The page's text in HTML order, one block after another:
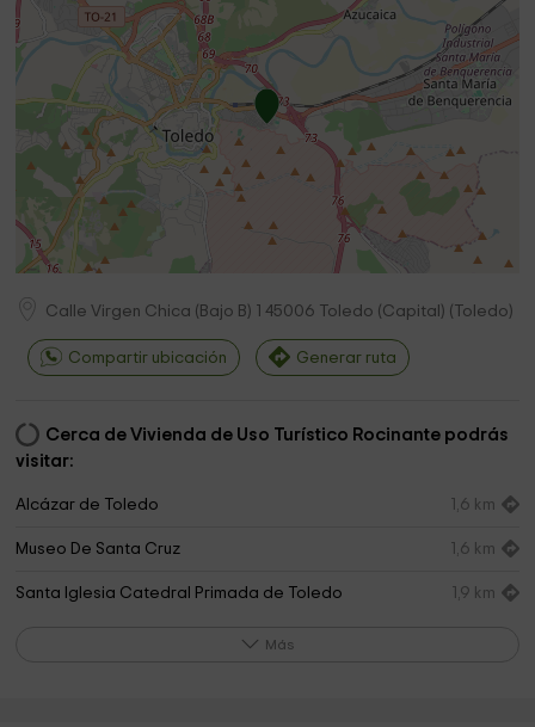
Calle Virgen Chica (Bajo B) 1 45006 Toledo (Capital) ( Toledo)
Compartir ubicación Generar ruta
Cerca de Vivienda de Uso Turístico Rocinante podrás
visitar:
Alcázar de Toledo 1,6 km
Museo De Santa Cruz 1,6 km
Santa Iglesia Catedral Primada de Toledo 1,9 km
Más